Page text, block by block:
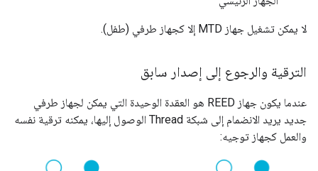
لا يمكن تشغيل جهاز MTD إلا كجهاز طرفي (طفل).
الترقية والرجوع إلى إصدار سابق
عندما يكون جهاز REED هو العقدة الوحيدة التي يمكن لجهاز طرفي
جديد يريد الانضمام إلى شبكة Thread الوصول إليها، يمكنه ترقية نفسه
والعمل كجهاز توجيه: